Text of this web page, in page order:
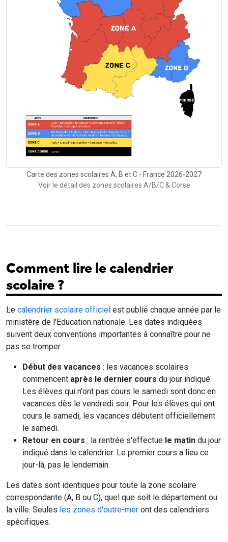
Carte des zones scolaires A, B et C - France 2026-2027
Voir le détail des zones scolaires A/B/C & Corse
Comment lire le calendrier
scolaire ?
Le calendrier scolaire officiel est publié chaque année par le
ministère de l'Education nationale. Les dates indiquées
suivent deux conventions importantes à connaître pour ne
pas se tromper :
Début des vacances : les vacances scolaires
commencent après le dernier cours du jour indiqué.
Les élèves qui n'ont pas cours le samedi sont donc en
vacances dès le vendredi soir. Pour les élèves qui ont
cours le samedi, les vacances débutent officiellement
le samedi.
Retour en cours : la rentrée s'effectue le matin du jour
indiqué dans le calendrier. Le premier cours a lieu ce
jour-là, pas le lendemain.
Les dates sont identiques pour toute la zone scolaire
correspondante (A, B ou C), quel que soit le département ou
la ville. Seules les zones d'outre-mer ont des calendriers
spécifiques.